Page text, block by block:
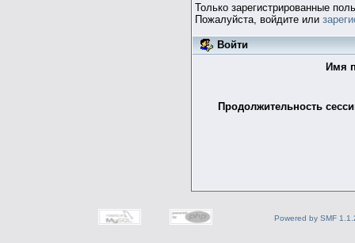
Только зарегистрированные
Пожалуйста, войдите или
Войти
Имя
Продолжительность
Powered by SMF